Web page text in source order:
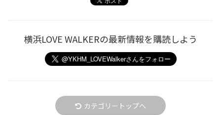
横浜LOVE WALKERの最新情報を購読しよう
カテゴリートップへ